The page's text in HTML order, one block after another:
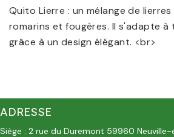
Quito Lierre : un mélange de
romarins et fougères. Il s'adapte à
grâce à un design élégant. <br>
ADRESSE
Siège : 2 rue du Duremont 59960 Neuville-